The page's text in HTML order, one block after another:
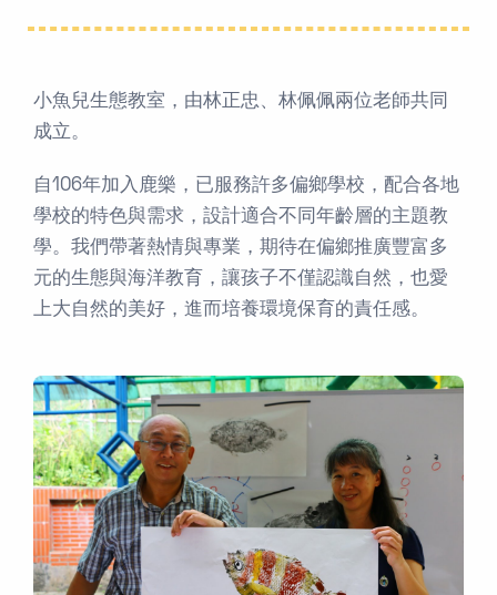
小魚兒生態教室，由林正忠、林佩佩兩位老師共同
成立。
自106年加入鹿樂，已服務許多偏鄉學校，配合各地
學校的特色與需求，設計適合不同年齡層的主題教
學。我們帶著熱情與專業，期待在偏鄉推廣豐富多
元的生態與海洋教育，讓孩子不僅認識自然，也愛
上大自然的美好，進而培養環境保育的責任感。